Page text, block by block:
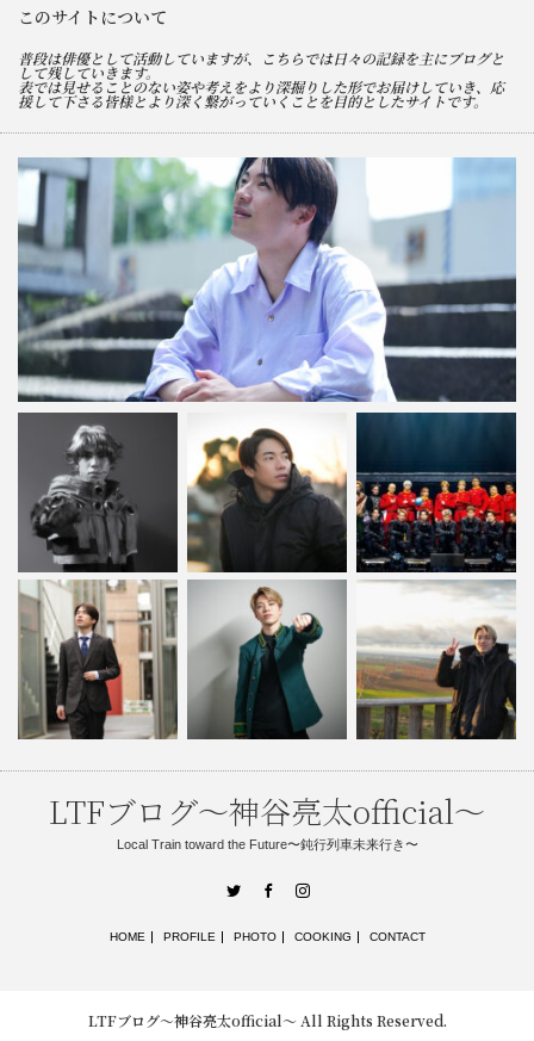
このサイトについて
普段は俳優として活動していますが、こちらでは日々の記録を主にブログと
して残していきます。
表では見せることのない姿や考えをより深掘りした形でお届けしていき、応
援して下さる皆様とより深く繋がっていくことを目的としたサイトです。
LTFブログ〜神谷亮太official〜
Local Train toward the Future〜鈍行列車未来行き〜
TwitterFacebook
HOME PROFILE PHOTO COOKING CONTACT
LTFブログ〜神谷亮太official〜 All Rights Reserved.